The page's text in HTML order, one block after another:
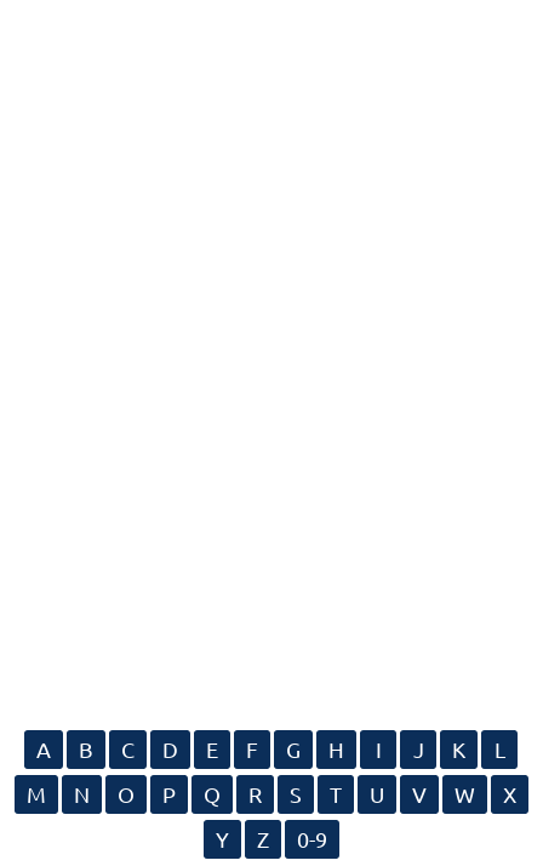
A B C D E F G H I J K
L
M
N O P Q R S T U V W
X
Y
Z 0-9